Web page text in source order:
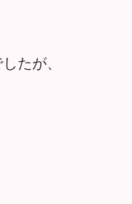
たが、